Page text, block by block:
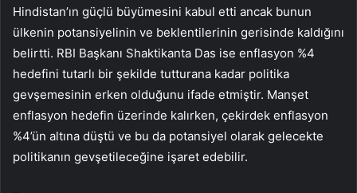
Hindistan’ın güçlü büyümesini kabul etti ancak bunun
ülkenin potansiyelinin ve beklentilerinin gerisinde kaldığını
belirtti. RBI Başkanı Shaktikanta Das ise enflasyon %4
hedefini tutarlı bir şekilde tutturana kadar politika
gevşemesinin erken olduğunu ifade etmiştir. Manşet
enflasyon hedefin üzerinde kalırken, çekirdek enflasyon
%4’ün altına düştü ve bu da potansiyel olarak gelecekte
politikanın gevşetileceğine işaret edebilir.